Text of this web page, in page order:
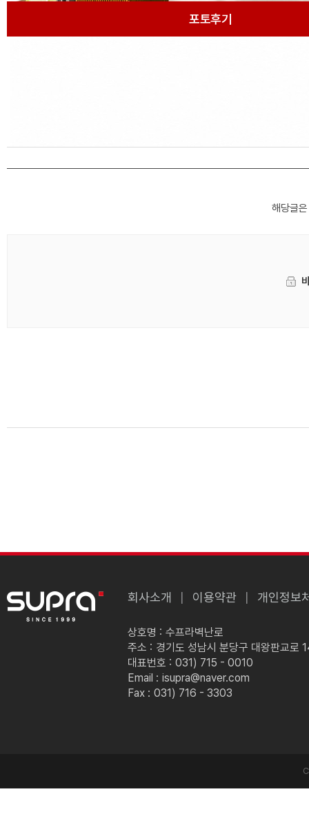
포토후기
해당글
회사소개 이용약관 개인정보
상호명 : 수프라벽난로
주소 : 경기도 성남시 분당구 대왕판교로
대표번호 : 031) 715 - 0010
Email : isupra@naver.com
Fax : 031) 716 - 3303